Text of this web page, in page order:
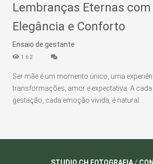
Lembranças Eternas com
Elegância e Conforto
Ensaio de gestante
162
Ser mãe é um momento único, uma
transformações, amor e expectativa. A cada
gestação, cada emoção vivida, é natural...